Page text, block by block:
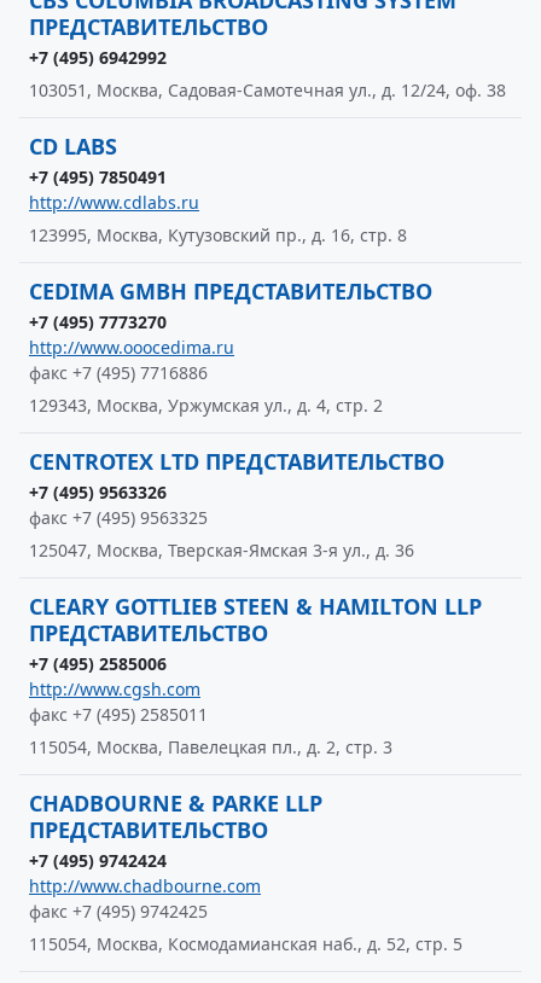
ПРЕДСТАВИТЕЛЬСТВО
+7 (495) 6942992
103051, Москва, Садовая-Самотечная ул., д. 12/24, оф. 38
CD LABS
+7 (495) 7850491
http://www.cdlabs.ru
123995, Москва, Кутузовский пр., д. 16, стр. 8
CEDIMA GMBH ПРЕДСТАВИТЕЛЬСТВО
+7 (495) 7773270
http://www.ooocedima.ru
факс +7 (495) 7716886
129343, Москва, Уржумская ул., д. 4, стр. 2
CENTROTEX LTD ПРЕДСТАВИТЕЛЬСТВО
+7 (495) 9563326
факс +7 (495) 9563325
125047, Москва, Тверская-Ямская 3-я ул., д. 36
CLEARY GOTTLIEB STEEN & HAMILTON LLP
ПРЕДСТАВИТЕЛЬСТВО
+7 (495) 2585006
http://www.cgsh.com
факс +7 (495) 2585011
115054, Москва, Павелецкая пл., д. 2, стр. 3
CHADBOURNE & PARKE LLP
ПРЕДСТАВИТЕЛЬСТВО
+7 (495) 9742424
http://www.chadbourne.com
факс +7 (495) 9742425
115054, Москва, Космодамианская наб., д. 52, стр. 5